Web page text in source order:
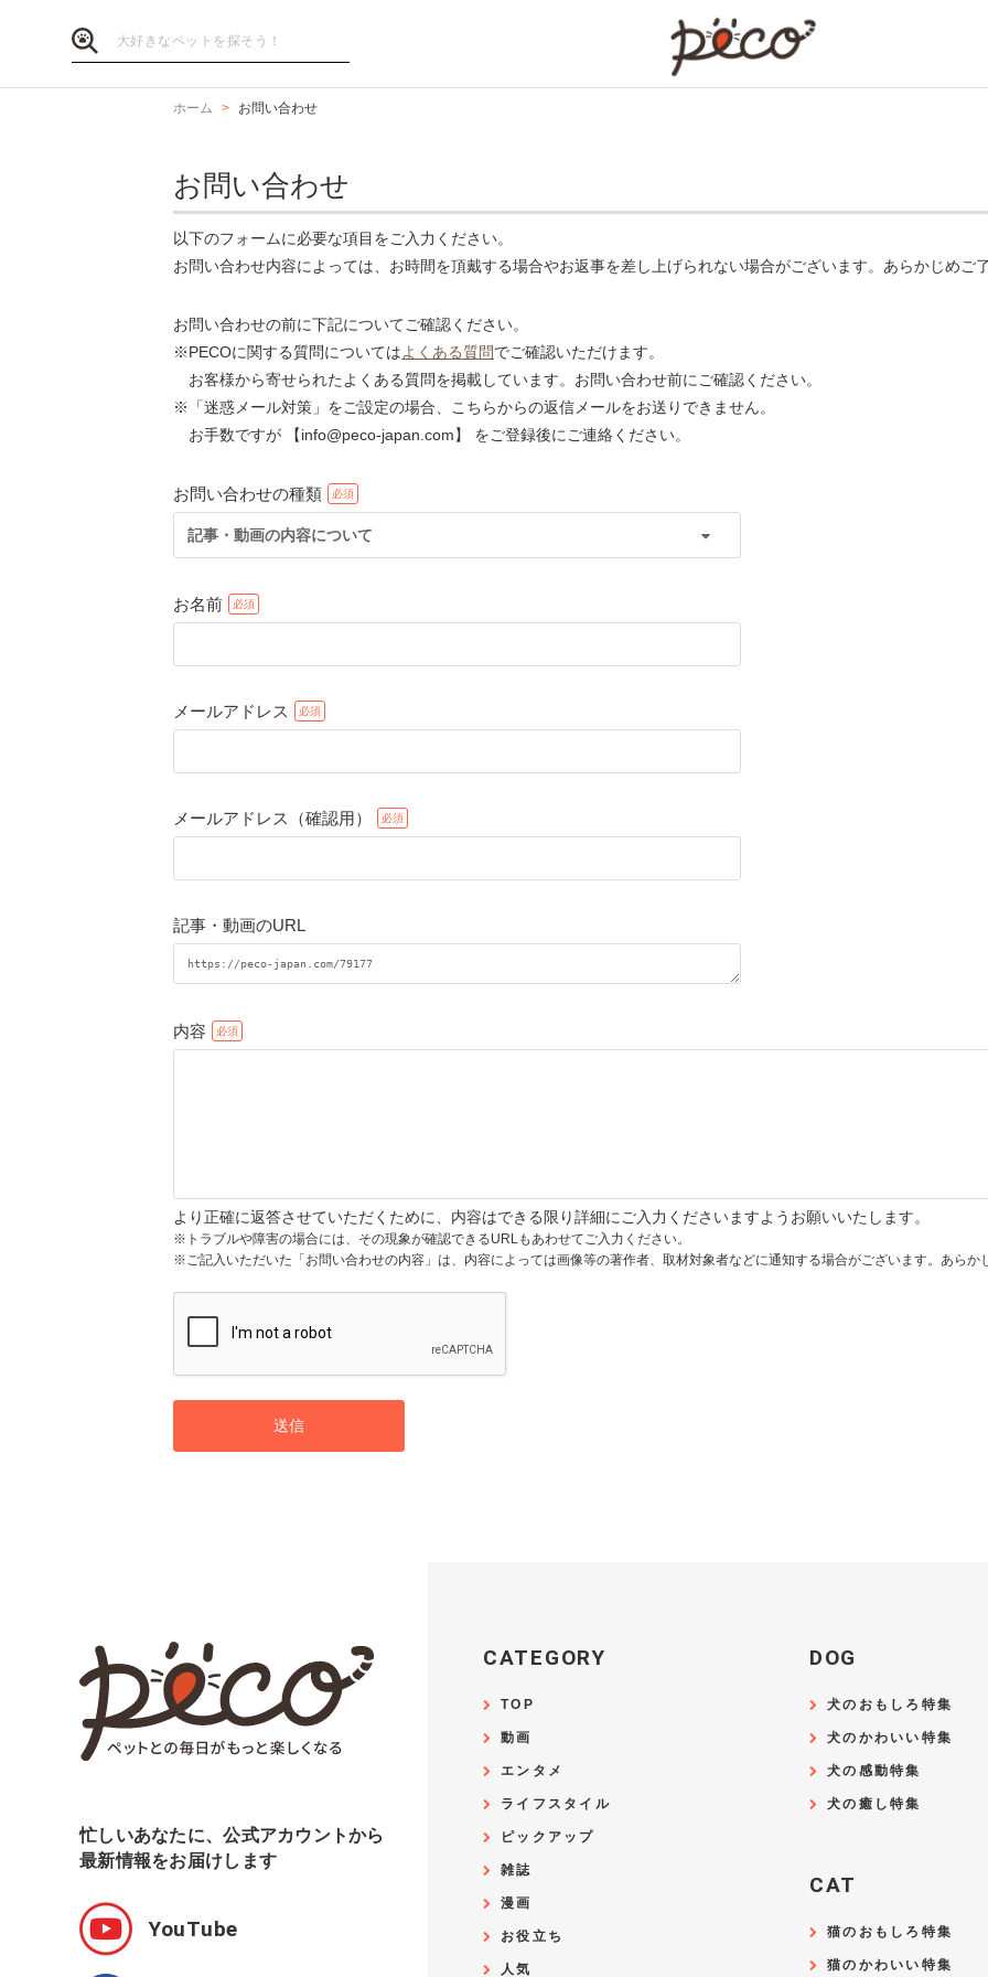
ホーム お問い合わせ
お問い合わせ
以下のフォームに必要な項目をご入力ください。
お問い合わせ内容によっては、お時間を頂戴する場合やお返事を差し上げられない場合がございます。あらかじめご
お問い合わせの前に下記についてご確認ください。
※PECOに関する質問についてはよくある質問でご確認いただけます。
お客様から寄せられたよくある質問を掲載しています。お問い合わせ前にご確認ください。
※「迷惑メール対策」をご設定の場合、こちらからの返信メールをお送りできません。
お手数ですが 【info@peco-japan.com】 をご登録後にご連絡ください。
お問い合わせの種類
記事・動画の内容について
お名前
メールアドレス
メールアドレス（確認用）
記事・動画のURL
内容
より正確に返答させていただくために、内容はできる限り詳細にご入力くださいますようお願いいたします。
※トラブルや障害の場合には、その現象が確認できるURLもあわせてご入力ください。
※ご記入いただいた「お問い合わせの内容」は、内容によっては画像等の著作者、取材対象者などに通知する場合がございます。あらか
送信
忙しいあなたに、公式アカウントから
最新情報をお届けします
YouTube
CATEGORY
TOP
動画
エンタメ
ライフスタイル
ピックアップ
雑誌
漫画
お役立ち
人気
DOG
犬のおもしろ特集
犬のかわいい特集
犬の感動特集
犬の癒し特集
CAT
猫のおもしろ特集
猫のかわいい特集